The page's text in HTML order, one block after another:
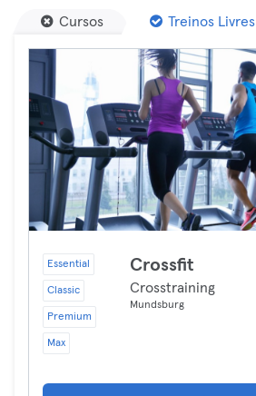
Cursos Treinos Livres
Essential
Classic
Premium
Max
Crossfit
Crosstraining
Mundsburg